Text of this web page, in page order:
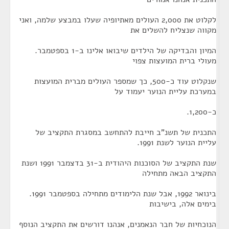
לקלוט את 2,000 העולים מאתיופיה שעלו במבצע שלמה, ואני
מקווה שנצליח להשלים את
המיון והבדיקה של הילדים שיבואו אלינו ב-1 בספטמבר.
מעולי ברית המועצות צפוי
שנקלוט עוד כ-500, כך שמספר העולים מברית המועצות
במערכת עליית הנוער יעמוד על
כ-1,200.
התכנית של תשנ"ב חייבת להתחשב במסגרת התקציב של
עליית הנוער לשנת 1991.
שנת התקציב של הסוכנות היהודית ב-31 בדצמבר 1991 ושנת
התקציב הבאה מתחילה
בינואר 1992, אבל שנת הלימודים מתחילה בספטמבר 1991.
בימים אלה, בישיבות
הנוכחיות של חבר הנאמנים, אנהנו דורשים את התקציב הנוסף